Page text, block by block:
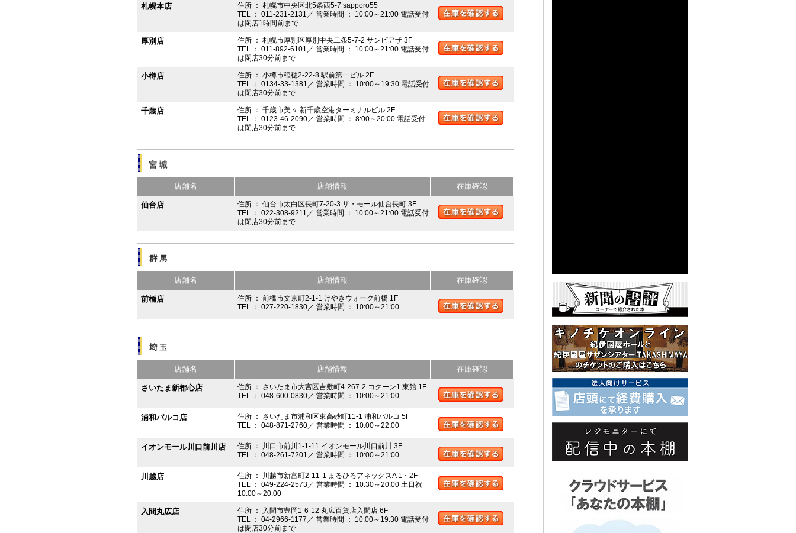
札幌本店
住所 ： 札幌市中央区北5条西5-7 sapporo55
TEL ： 011-231-2131／ 営業時間 ： 10:00～21:00 電話受付
は閉店1時間前まで
厚別店
住所 ： 札幌市厚別区厚別中央二条5-7-2 サンピアザ 3F
TEL ： 011-892-6101／ 営業時間 ： 10:00～21:00 電話受付
は閉店30分前まで
小樽店
住所 ： 小樽市稲穂2-22-8 駅前第一ビル 2F
TEL ： 0134-33-1381／ 営業時間 ： 10:00～19:30 電話受付
は閉店30分前まで
千歳店
住所 ： 千歳市美々 新千歳空港ターミナルビル 2F
TEL ： 0123-46-2090／ 営業時間 ： 8:00～20:00 電話受付
は閉店30分前まで
店舗名 店舗情報 在庫確認
仙台店
住所 ： 仙台市太白区長町7-20-3 ザ・モール仙台長町 3F
TEL ： 022-308-9211／ 営業時間 ： 10:00～21:00 電話受付
は閉店30分前まで
店舗名 店舗情報 在庫確認
前橋店
住所 ： 前橋市文京町2-1-1 けやきウォーク前橋 1F
TEL ： 027-220-1830／ 営業時間 ： 10:00～21:00
店舗名 店舗情報 在庫確認
さいたま新都心店
住所 ： さいたま市大宮区吉敷町4-267-2 コクーン1 東館 1F
TEL ： 048-600-0830／ 営業時間 ： 10:00～21:00
浦和パルコ店
住所 ： さいたま市浦和区東高砂町11-1 浦和パルコ 5F
TEL ： 048-871-2760／ 営業時間 ： 10:00～22:00
イオンモール川口前川店
住所 ： 川口市前川1-1-11 イオンモール川口前川 3F
TEL ： 048-261-7201／ 営業時間 ： 10:00～21:00
川越店
住所 ： 川越市新富町2-11-1 まるひろアネックスA 1・2F
TEL ： 049-224-2573／ 営業時間 ： 10:30～20:00 土日祝
10:00～20:00
入間丸広店
住所 ： 入間市豊岡1-6-12 丸広百貨店入間店 6F
TEL ： 04-2966-1177／ 営業時間 ： 10:00～19:30 電話受付
は閉店30分前まで